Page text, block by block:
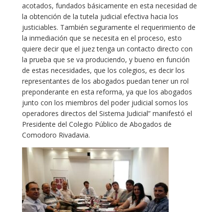
acotados, fundados básicamente en esta necesidad de
la obtención de la tutela judicial efectiva hacia los
justiciables. También seguramente el requerimiento de
la inmediación que se necesita en el proceso, esto
quiere decir que el juez tenga un contacto directo con
la prueba que se va produciendo, y bueno en función
de estas necesidades, que los colegios, es decir los
representantes de los abogados puedan tener un rol
preponderante en esta reforma, ya que los abogados
junto con los miembros del poder judicial somos los
operadores directos del Sistema Judicial” manifestó el
Presidente del Colegio Público de Abogados de
Comodoro Rivadavia.